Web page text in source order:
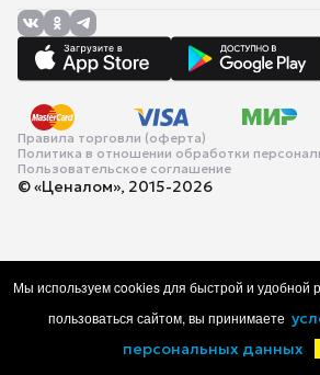
Правила торговли (оферта)
Политика в отношении обработки
Пользовательское соглашение
© «Ценалом», 2015-2026
Каталог Корзина
Мы используем cookies для быстрой и удобной
пользоваться сайтом, вы принимаете
персональных данных